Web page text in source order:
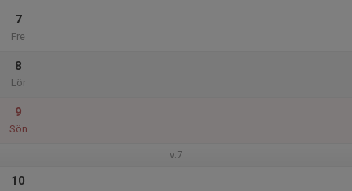
7
Fre
8
Lör
9
Sön
v.7
10